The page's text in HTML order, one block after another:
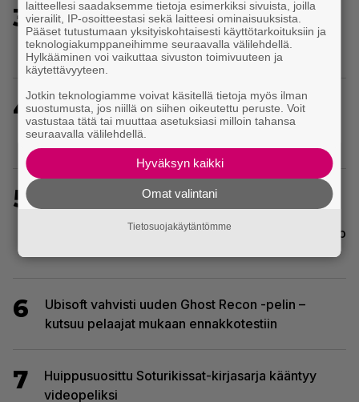
3
Ghost Recon 25 vuotta: nappaa nyt ilmaiseksi
Ghost Recon: Future Soldier sekä merkittävä
Ghost Recon Wildlands -päivitys
4
Sony kertoo kuulleensa PlayStation-pelilevyjen
valmistuksen lopettamisesta nousseen kritiikin –
aikoo silti pysyä suunnitelmassaan
5
Tulevassa ajopelissä voi kokea
kyytipalveluyrittäjän arjen – jokaisella
matkustajalla on oma hulvaton, koskettava tai outo
6
Ubisoft vahvisti uuden Ghost Recon -pelin –
kutsuu pelaajat mukaan ennakkotestiin
7
Huippusuosittu Soturikissat-kirjasarja kääntyy
videopeliksi
laitteellesi saadaksemme tietoja esimerkiksi sivuista, joilla
vierailit, IP-osoitteestasi sekä laitteesi ominaisuuksista.
Pääset tutustumaan yksityiskohtaisesti käyttötarkoituksiin ja
teknologiakumppaneihimme seuraavalla välilehdellä.
Hylkääminen voi vaikuttaa sivuston toimivuuteen ja
käytettävyyteen.
Jotkin teknologiamme voivat käsitellä tietoja myös ilman
suostumusta, jos niillä on siihen oikeutettu peruste. Voit
vastustaa tätä tai muuttaa asetuksiasi milloin tahansa
seuraavalla välilehdellä.
Hyväksyn kaikki
Omat valintani
Tietosuojakäytäntömme